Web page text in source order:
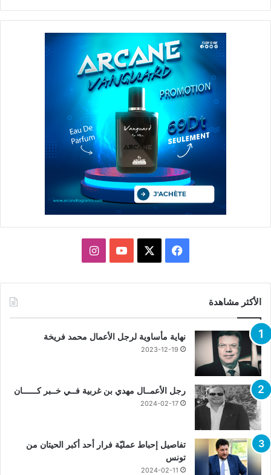
فيسبوك يوتيوبانستقرام
الأكثر مشاهدة
نهاية مأساوية لرجل الأعمال محمد فريخة
2023-12-19
رجل الأعمــال مهدي بن غربية فــي خــبر كــــــان
2024-02-17
تفاصيل إحباط عمليّة فرار أحد أكبر الحيتان من
تونس
2024-02-11